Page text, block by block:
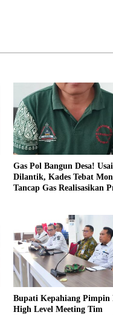
Gas Pol Bangun Desa! Usai
Dilantik, Kades Tebat
Tancap Gas Realisasikan
Bupati Kepahiang Pimpin
High Level Meeting Tim